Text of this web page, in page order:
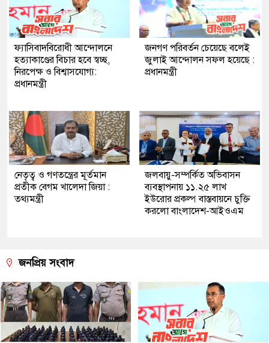
ফ্যাসিবাদবিরোধী আন্দোলনে
হত্যাকাণ্ডের বিচার হবে স্বচ্ছ,
নিরপেক্ষ ও বিশ্বাসযোগ্য:
প্রধানমন্ত্রী
জনগণ পরিবর্তন চেয়েছে বলেই
জুলাই আন্দোলন সফল হয়েছে :
প্রধানমন্ত্রী
নেতৃত্ব ও গণতন্ত্রের মূর্তমান
প্রতীক বেগম খালেদা জিয়া :
তথ্যমন্ত্রী
জলবায়ু-সম্পর্কিত অভিবাসন
ব্যবস্থাপনায় ১১.২৫ লাখ
ইউরোর প্রকল্প বাস্তবায়নে চুক্তি
করলো বাংলাদেশ-আইওএম
জনপ্রিয় সংবাদ